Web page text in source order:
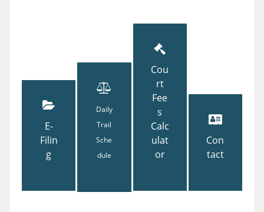
E-
Filin
g
Daily
Trail
Sche
dule
Cou
rt
Fee
s
Calc
ulat
or
Con
tact